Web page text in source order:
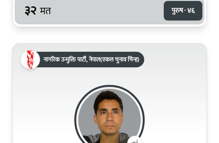
३२ मत पुरुष · ४६
नागरिक उन्मुक्ति पार्टी, नेपाल(एकल चुनाव चिन्ह)